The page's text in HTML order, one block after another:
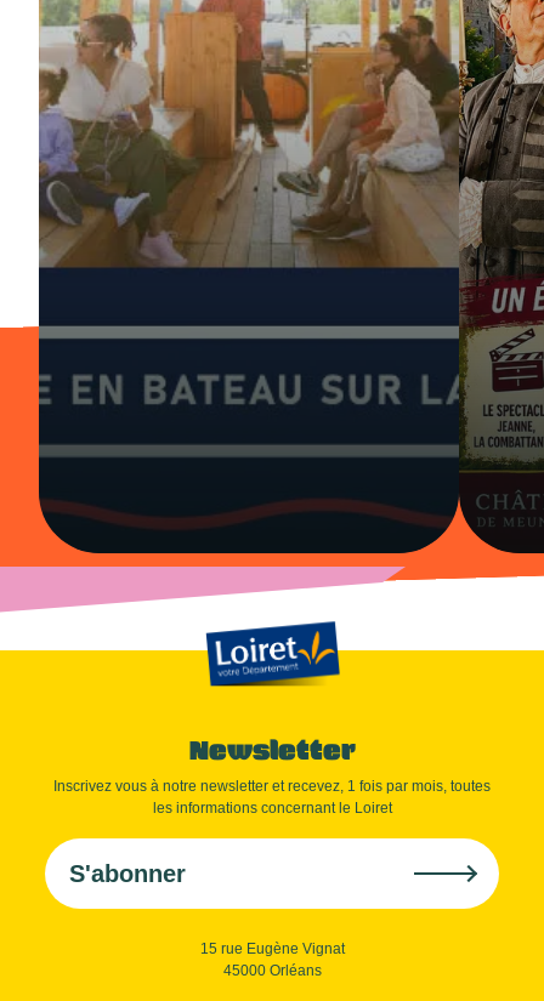
Newsletter
Inscrivez vous à notre newsletter et recevez, 1 fois par mois, toutes
les informations concernant le Loiret
S'abonner
15 rue Eugène Vignat
45000 Orléans